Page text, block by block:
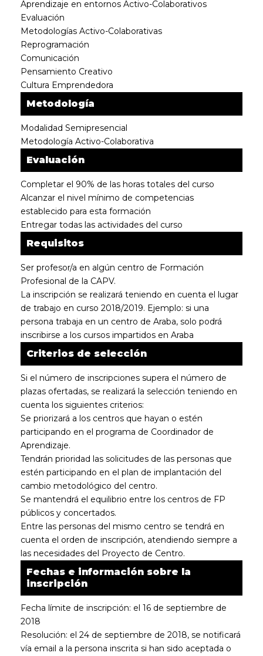
Aprendizaje en entornos Activo-Colaborativos
Evaluación
Metodologías Activo-Colaborativas
Reprogramación
Comunicación
Pensamiento Creativo
Cultura Emprendedora
Metodología
Modalidad Semipresencial
Metodología Activo-Colaborativa
Evaluación
Completar el 90% de las horas totales del curso
Alcanzar el nivel mínimo de competencias
establecido para esta formación
Entregar todas las actividades del curso
Requisitos
Ser profesor/a en algún centro de Formación
Profesional de la CAPV.
La inscripción se realizará teniendo en cuenta el lugar
de trabajo en curso 2018/2019. Ejemplo: si una
persona trabaja en un centro de Araba, solo podrá
inscribirse a los cursos impartidos en Araba
Criterios de selección
Si el número de inscripciones supera el número de
plazas ofertadas, se realizará la selección teniendo en
cuenta los siguientes criterios:
Se priorizará a los centros que hayan o estén
participando en el programa de Coordinador de
Aprendizaje.
Tendrán prioridad las solicitudes de las personas que
estén participando en el plan de implantación del
cambio metodológico del centro.
Se mantendrá el equilibrio entre los centros de FP
públicos y concertados.
Entre las personas del mismo centro se tendrá en
cuenta el orden de inscripción, atendiendo siempre a
las necesidades del Proyecto de Centro.
Fechas e información sobre la
inscripción
Fecha límite de inscripción: el 16 de septiembre de
2018
Resolución: el 24 de septiembre de 2018, se notificará
vía email a la persona inscrita si han sido aceptada o